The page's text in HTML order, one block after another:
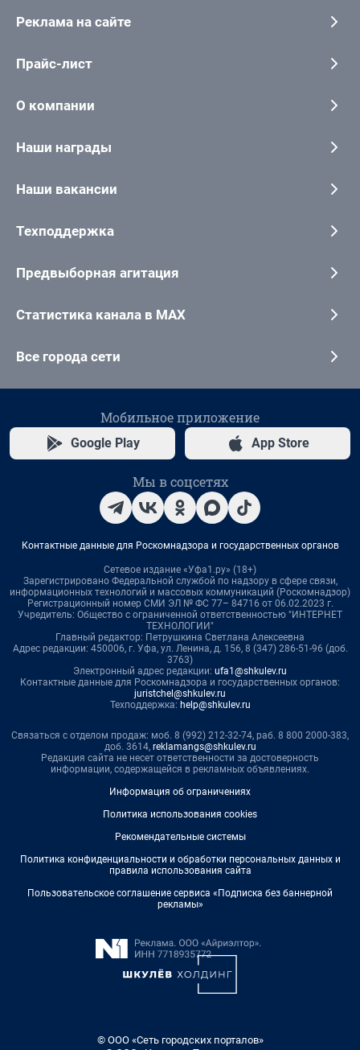
Реклама на сайте
Прайс-лист
О компании
Наши награды
Наши вакансии
Техподдержка
Предвыборная агитация
Статистика канала в MAX
Все города сети
Мобильное приложение
Google Play App Store
Мы в соцсетях
Контактные данные для Роскомнадзора и государственных органов
Сетевое издание «Уфа1.ру» (18+)
Зарегистрировано Федеральной службой по надзору в сфере связи,
информационных технологий и массовых коммуникаций (Роскомнадзор)
Регистрационный номер СМИ ЭЛ № ФС 77– 84716 от 06.02.2023 г.
Учредитель: Общество с ограниченной ответственностью "ИНТЕРНЕТ
ТЕХНОЛОГИИ"
Главный редактор: Петрушкина Светлана Алексеевна
Адрес редакции: 450006, г. Уфа, ул. Ленина, д. 156, 8 (347) 286-51-96 (доб.
3763)
Электронный адрес редакции: ufa1@shkulev.ru
Контактные данные для Роскомнадзора и государственных органов:
juristchel@shkulev.ru
Техподдержка: help@shkulev.ru
Связаться с отделом продаж: моб. 8 (992) 212-32-74, раб. 8 800 2000-383,
доб. 3614, reklamangs@shkulev.ru
Редакция сайта не несет ответственности за достоверность
информации, содержащейся в рекламных объявлениях.
Информация об ограничениях
Политика использования cookies
Рекомендательные системы
Политика конфиденциальности и обработки персональных данных и
правила использования сайта
Пользовательское соглашение сервиса «Подписка без баннерной
рекламы»
© ООО «Сеть городских порталов»